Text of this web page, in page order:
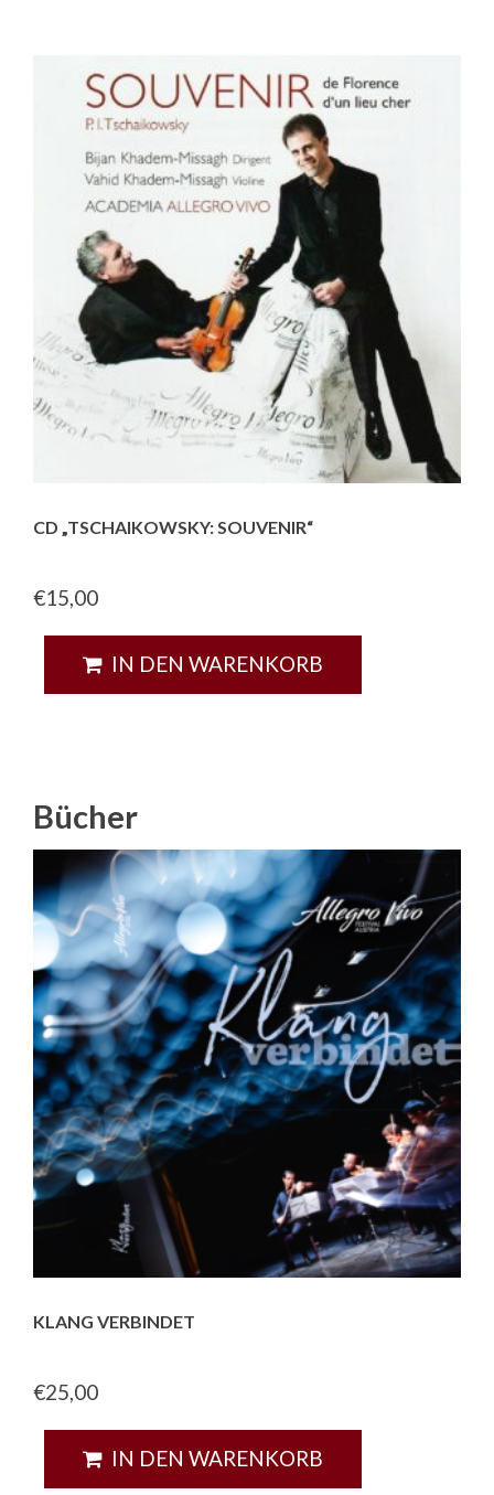
CD „TSCHAIKOWSKY: SOUVENIR“
€15,00
IN DEN WARENKORB
Bücher
KLANG VERBINDET
€25,00
IN DEN WARENKORB